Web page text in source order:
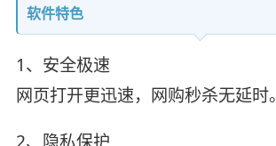
软件特色
1、安全极速
网页打开更迅速，网购秒杀无延时。